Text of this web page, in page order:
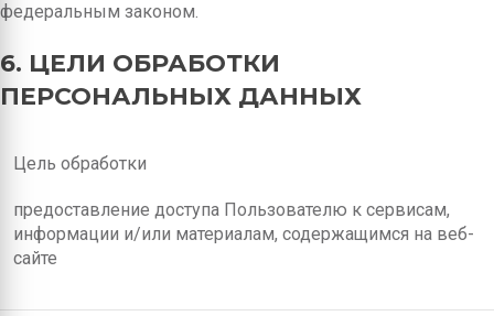
федеральным законом.
6. ЦЕЛИ ОБРАБОТКИ
ПЕРСОНАЛЬНЫХ ДАННЫХ
Цель обработки
предоставление доступа Пользователю к сервисам,
информации и/или материалам, содержащимся на веб-
сайте